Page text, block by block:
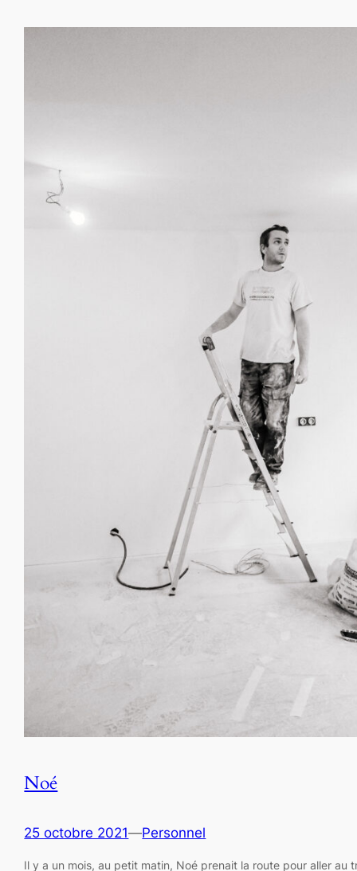
Noé
25 octobre 2021—Personnel
Il y a un mois, au petit matin, Noé prenait la route pour aller au